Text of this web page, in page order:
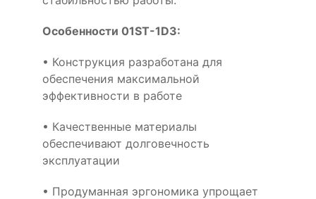
Особенности 01ST-1D3:
• Конструкция разработана для
обеспечения максимальной
эффективности в работе
• Качественные материалы
обеспечивают долговечность
эксплуатации
• Продуманная эргономика упрощает